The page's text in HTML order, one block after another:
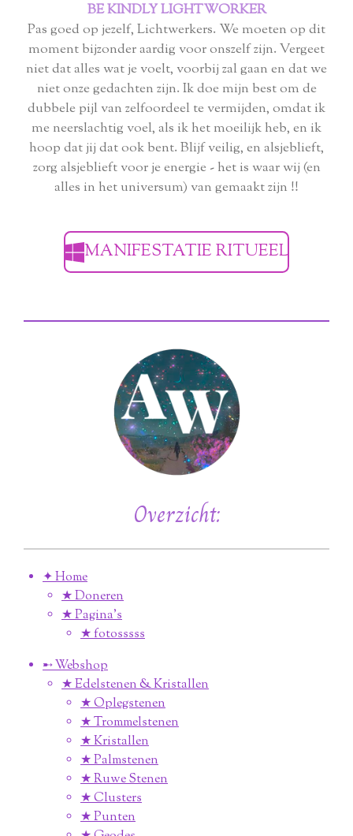
BE KINDLY LIGHTWORKER
Pas goed op jezelf, Lichtwerkers. We moeten op dit
moment bijzonder aardig voor onszelf zijn. Vergeet
niet dat alles wat je voelt, voorbij zal gaan en dat we
niet onze gedachten zijn. Ik doe mijn best om de
dubbele pijl van zelfoordeel te vermijden, omdat ik
me neerslachtig voel, als ik het moeilijk heb, en ik
hoop dat jij dat ook bent. Blijf veilig, en alsjeblieft,
zorg alsjeblieft voor je energie - het is waar wij (en
alles in het universum) van gemaakt zijn !!
MANIFESTATIE RITUEEL
Overzicht:
✦ Home
★ Doneren
★ Pagina’s
★ fotosssss
➸ Webshop
★ Edelstenen & Kristallen
★ Oplegstenen
★ Trommelstenen
★ Kristallen
★ Palmstenen
★ Ruwe Stenen
★ Clusters
★ Punten